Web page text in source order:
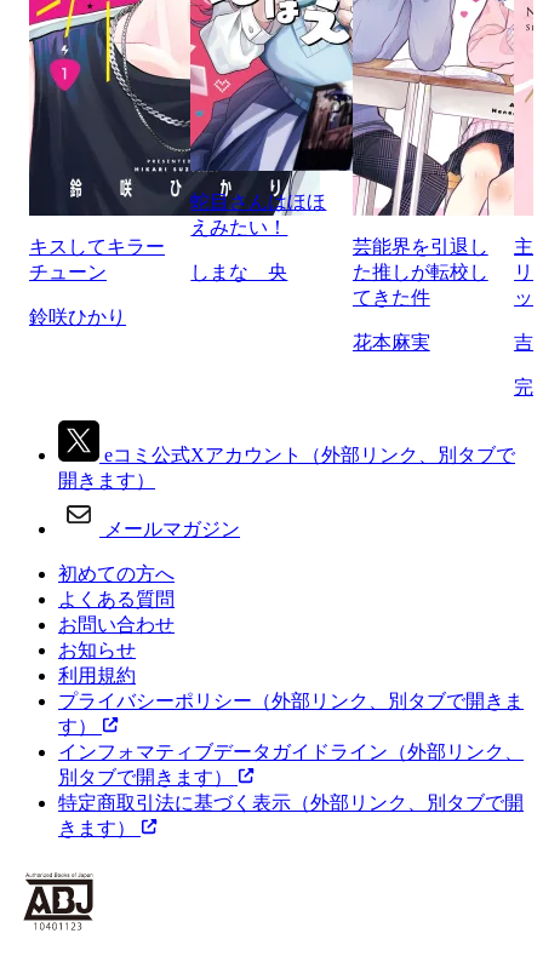
キスしてキラー
チューン
鈴咲ひかり
蛇目さんはほほ
えみたい！
しまな 央
芸能界を引退し
た推しが転校し
てきた件
花本麻実
主
リ
ッ
吉
完
eコミ公式Xアカウント
（外部リンク、別タブで
開きます）
メールマガジン
初めての方へ
よくある質問
お問い合わせ
お知らせ
利用規約
プライバシーポリシー （外部リンク、別タブで開きま
す）
インフォマティブデータガイドライン （外部リンク、
別タブで開きます）
特定商取引法に基づく表示 （外部リンク、別タブで開
きます）